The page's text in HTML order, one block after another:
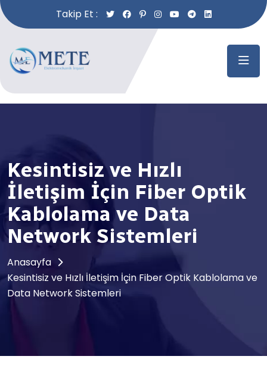
Takip Et :
Kesintisiz ve Hızlı
İletişim İçin Fiber Optik
Kablolama ve Data
Network Sistemleri
Anasayfa
Kesintisiz ve Hızlı İletişim İçin Fiber Optik Kablolama ve
Data Network Sistemleri